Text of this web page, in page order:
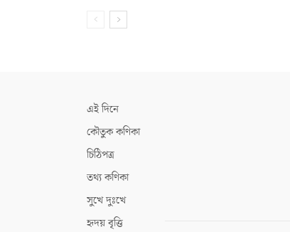
এই দিনে
কৌতুক কণিকা
চিঠিপত্র
তথ্য কণিকা
সুখে দুঃখে
হৃদয় বৃত্তি